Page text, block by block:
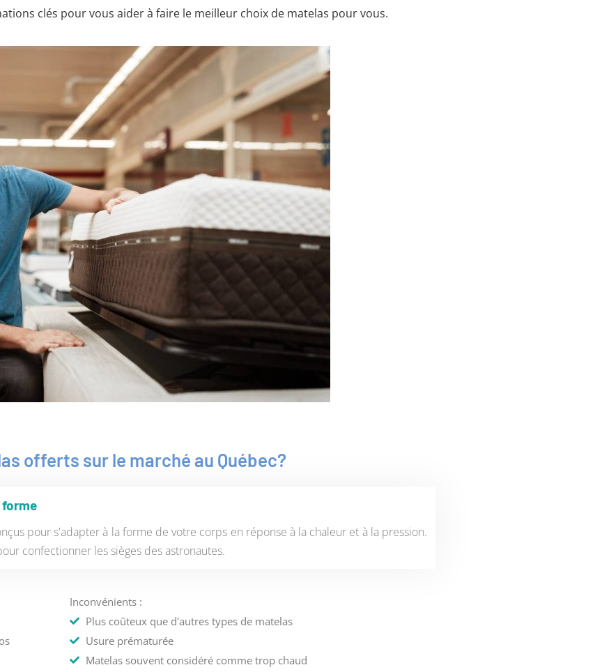
clés pour vous aider à faire le meilleur choix de matelas pour vous.
offerts sur le marché au Québec?
forme
pour s'adapter à la forme de votre corps en réponse à la chaleur et à la pression.
confectionner les sièges des astronautes.
Inconvénients :
Plus coûteux que d'autres types de matelas
Usure prématurée
Matelas souvent considéré comme trop chaud